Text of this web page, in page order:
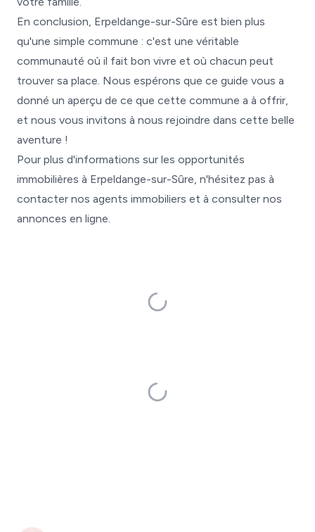
En conclusion, Erpeldange-sur-Sûre est bien plus
qu'une simple commune : c'est une véritable
communauté où il fait bon vivre et où chacun peut
trouver sa place. Nous espérons que ce guide vous a
donné un aperçu de ce que cette commune a à offrir,
et nous vous invitons à nous rejoindre dans cette belle
aventure !
Pour plus d'informations sur les opportunités
immobilières à Erpeldange-sur-Sûre, n'hésitez pas à
contacter nos agents immobiliers et à consulter nos
annonces en ligne.